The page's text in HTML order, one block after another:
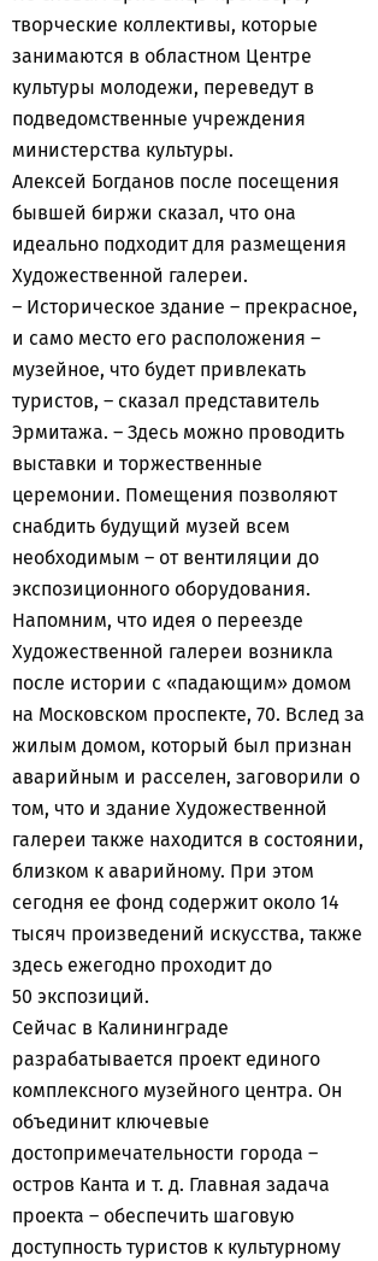
творческие коллективы, которые
занимаются в областном Центре
культуры молодежи, переведут в
подведомственные учреждения
министерства культуры.
Алексей Богданов после посещения
бывшей биржи сказал, что она
идеально подходит для размещения
Художественной галереи.
– Историческое здание – прекрасное,
и само место его расположения –
музейное, что будет привлекать
туристов, – сказал представитель
Эрмитажа. – Здесь можно проводить
выставки и торжественные
церемонии. Помещения позволяют
снабдить будущий музей всем
необходимым – от вентиляции до
экспозиционного оборудования.
Напомним, что идея о переезде
Художественной галереи возникла
после истории с «падающим» домом
на Московском проспекте, 70. Вслед за
жилым домом, который был признан
аварийным и расселен, заговорили о
том, что и здание Художественной
галереи также находится в состоянии,
близком к аварийному. При этом
сегодня ее фонд содержит около 14
тысяч произведений искусства, также
здесь ежегодно проходит до
50 экспозиций.
Сейчас в Калининграде
разрабатывается проект единого
комплексного музейного центра. Он
объединит ключевые
достопримечательности города –
остров Канта и т. д. Главная задача
проекта – обеспечить шаговую
доступность туристов к культурному